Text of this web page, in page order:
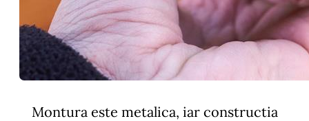
Montura este metalica, iar constructia